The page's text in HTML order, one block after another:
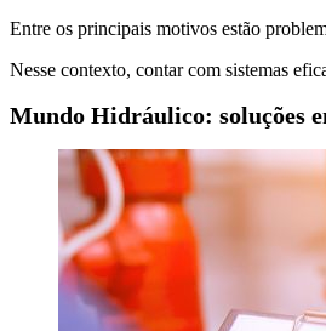
Entre os principais motivos estão
Nesse contexto, contar com sistemas
Mundo Hidráulico: soluções